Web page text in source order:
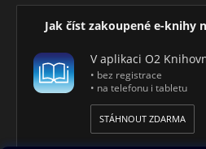
Jak číst zakoupené e-knihy
V aplikaci O2
• bez registrace
• na telefonu i tabletu
STÁHNOUT ZDARMA